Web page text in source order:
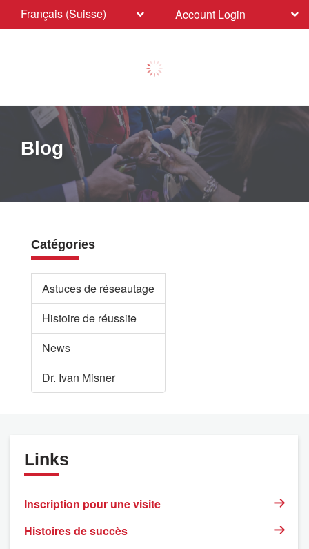
Français (Suisse) Account Login
Blog
Catégories
Astuces de réseautage
Histoire de réussite
News
Dr. Ivan Misner
Links
Inscription pour une visite
Histoires de succès